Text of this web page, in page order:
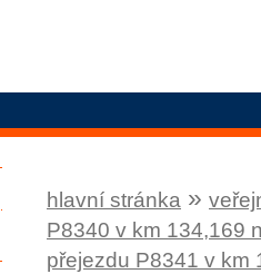
hlavní stránka »
P8340 v km 134,169
přejezdu P8341 v km